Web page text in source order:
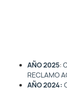
AÑO 2025:
RECLAMO
AÑO 2024: